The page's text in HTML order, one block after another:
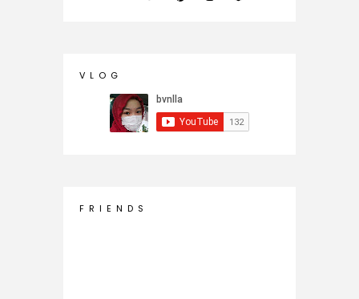
V L O G
F R I E N D S